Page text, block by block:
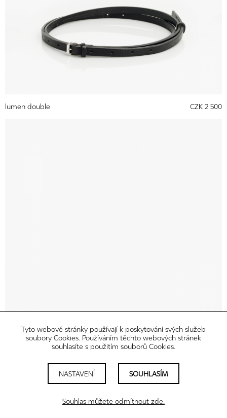
lumen double CZK 2 500
Tyto webové stránky používají k poskytování svých služeb
soubory Cookies. Používáním těchto webových stránek
souhlasíte s použitím souborů Cookies.
NASTAVENÍ SOUHLASÍM
Souhlas můžete odmítnout zde.